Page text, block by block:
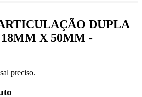
DUPLA
X 50MM -
preciso.